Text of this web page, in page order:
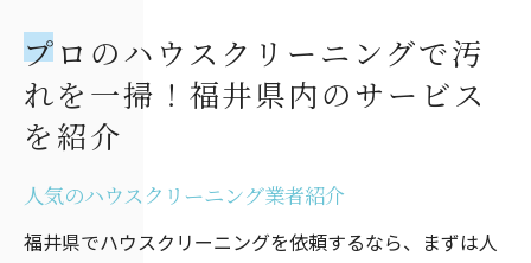
プロのハウスクリーニングで汚
れを一掃！福井県内のサービス
を紹介
人気のハウスクリーニング業者紹介
福井県でハウスクリーニングを依頼するなら、まずは人